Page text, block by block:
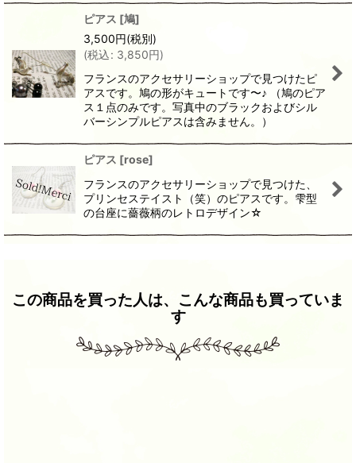
ピアス [鳩]
3,500円(税別)
(税込: 3,850円)
フランスのアクセサリーショップで見つけたピ
アスです。鳩の形がキュートです〜♪ （鳩のピア
ス１点のみです。写真中のブラックおよびシル
バーシンプルピアスは含みません。）
ピアス [rose]
フランスのアクセサリーショップで見つけた、
プリンセステイスト（笑）のピアスです。雫型
の台座に薔薇柄のレトロデザイン☆
この商品を買った人は、こんな商品も買っていま
す